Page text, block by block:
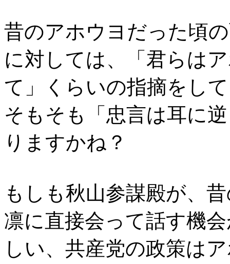
昔のアホウヨだった頃
に対しては、「君らは
て」くらいの指摘をし
そもそも「忠言は耳に
りますかね？
もしも秋山参謀殿が、
凛に直接会って話す機
しい、共産党の政策は